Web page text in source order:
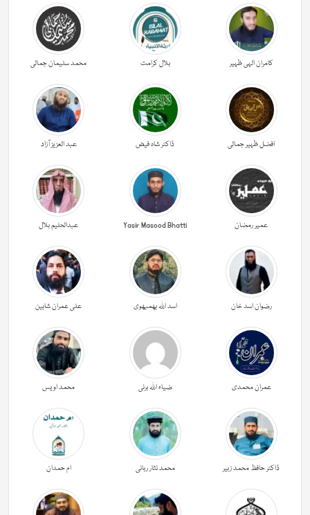
کامران الہی ظہیر بلال کرامت محمد سلیمان جمالی
افضل ظہیر جمالی ڈاکٹر شاہ فیض عبد العزیز آزاد
عمیر رمضان Yasir Masood Bhatti عبدالحليم بلال
رضوان اسد خان اسد اللہ بھمبھوی علی عمران شاہین
عمران محمدی ضیاء اللہ برنی محمد اویس
ڈاکٹر حافظ محمد زبیر محمد نثار ربانی ام حمدان